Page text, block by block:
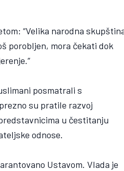
“Velika narodna
porobljen, mora čekati dok
posmatrali s
su pratile razvoj
u čestitanju
odnose.
Ustavom. Vlada je